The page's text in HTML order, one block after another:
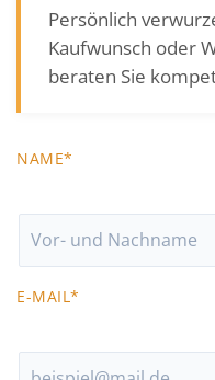
Persönlich
Kaufwunsch oder
beraten Sie
NAME*
E-MAIL*